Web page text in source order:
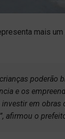
mais
poderão
e os
em obras
afirmou o